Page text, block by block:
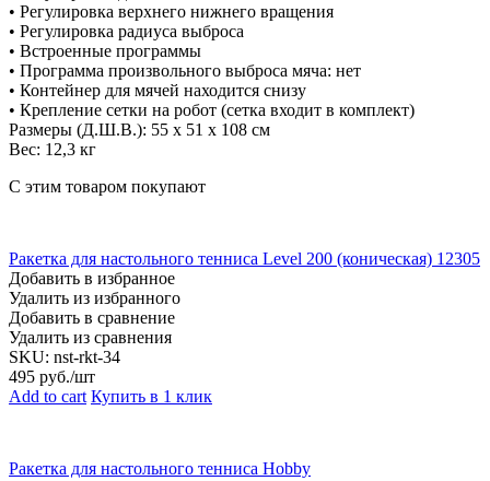
• Регулировка верхнего нижнего вращения
• Регулировка радиуса выброса
• Встроенные программы
• Программа произвольного выброса мяча: нет
• Контейнер для мячей находится снизу
• Крепление сетки на робот (сетка входит в комплект)
Размеры (Д.Ш.В.): 55 х 51 х 108 см
Вес: 12,3 кг
С этим товаром покупают
Ракетка для настольного тенниса Level 200 (коническая) 12305
Добавить в избранное
Удалить из избранного
Добавить в сравнение
Удалить из сравнения
SKU: nst-rkt-34
495 руб./шт
Add to cart Купить в 1 клик
Ракетка для настольного тенниса Hobby